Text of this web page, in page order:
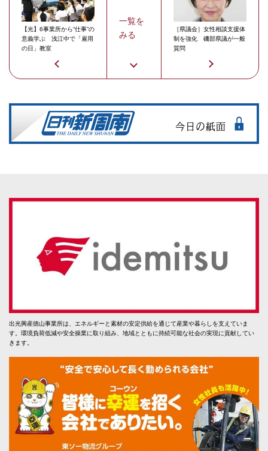
【光】6事業所から“仕事”の
意義学ぶ 浅江中で「雇用
の日」教室
一覧を
みる
［県議会］女性相談支援体
制を強化 磯部県議が一般
質問
出光興産徳山事業所は、エネルギーと素材の安定供給を通じて産業や暮らしを支えていま
す。環境負荷低減や安全操業に取り組み、地域とともに持続可能な社会の実現に貢献してい
きます。